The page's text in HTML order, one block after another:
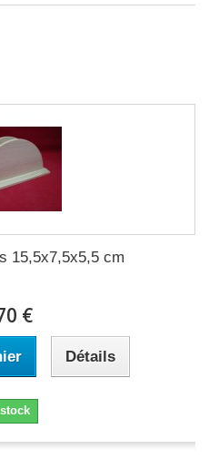
15,5x7,5x5,5 cm
€
Détails